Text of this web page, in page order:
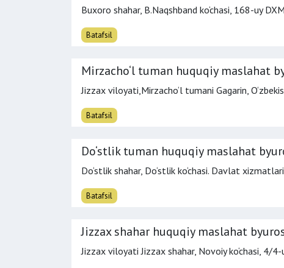
Buxoro shahar, B.Naqshband ko‘chasi, 168-uy
Batafsil
Mirzacho‘l tuman huquqiy maslahat
Jizzax viloyati,Mirzacho‘l tumani Gagarin,
Batafsil
Do‘stlik tuman huquqiy maslahat
Do‘stlik shahar, Do‘stlik ko‘chasi. Davlat
Batafsil
Jizzax shahar huquqiy maslahat
Jizzax viloyati Jizzax shahar, Novoiy ko‘chasi, 4/